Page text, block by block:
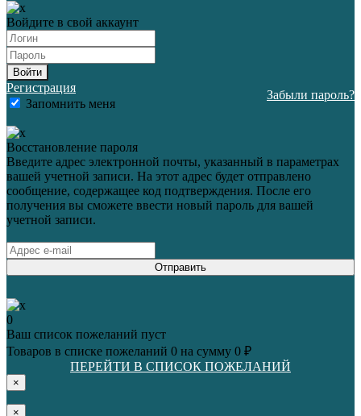
Войдите в свой аккаунт
Войти
Регистрация
Запомнить меня
Забыли пароль?
Восстановление пароля
Введите адрес электронной почты, указанный в параметрах
вашей учетной записи. На этот адрес будет отправлено
сообщение, содержащее код подтверждения. После его
получения вы сможете ввести новый пароль для вашей
учетной записи.
Отправить
0
Ваш список пожеланий пуст
Товаров в списке пожеланий 0 на сумму 0 ₽
ПЕРЕЙТИ В СПИСОК ПОЖЕЛАНИЙ
×
×